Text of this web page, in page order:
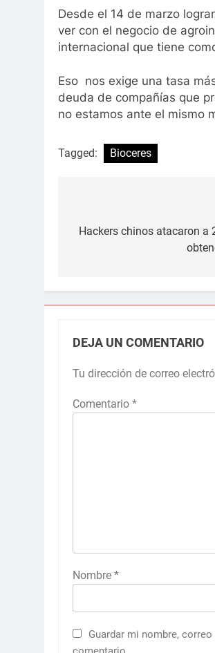
Desde el 14 de marzo
ver con el negocio de
internacional que tiene
Eso nos exige una tasa
deuda de compañías que
no estamos ante el mismo
Tagged: Bioceres
de
Hackers chinos atacaron a
DEJA UN COMENTARIO
Tu dirección de correo
Comentario *
Nombre *
Guardar mi nombre,